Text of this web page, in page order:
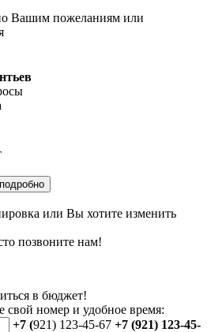
Вашим пожеланиям или
или Вы хотите изменить
позвоните нам!
в бюджет!
свой номер и удобное время:
+7 (921) 123-45-67 +7 (921) 123-45-